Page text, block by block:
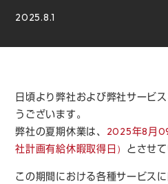
2025.8.1
日頃より弊社および弊社サービ
うございます。
弊社の夏期休業は、 2025年8月
社計画有給休暇取得日） とさせ
この期間における各種サービス